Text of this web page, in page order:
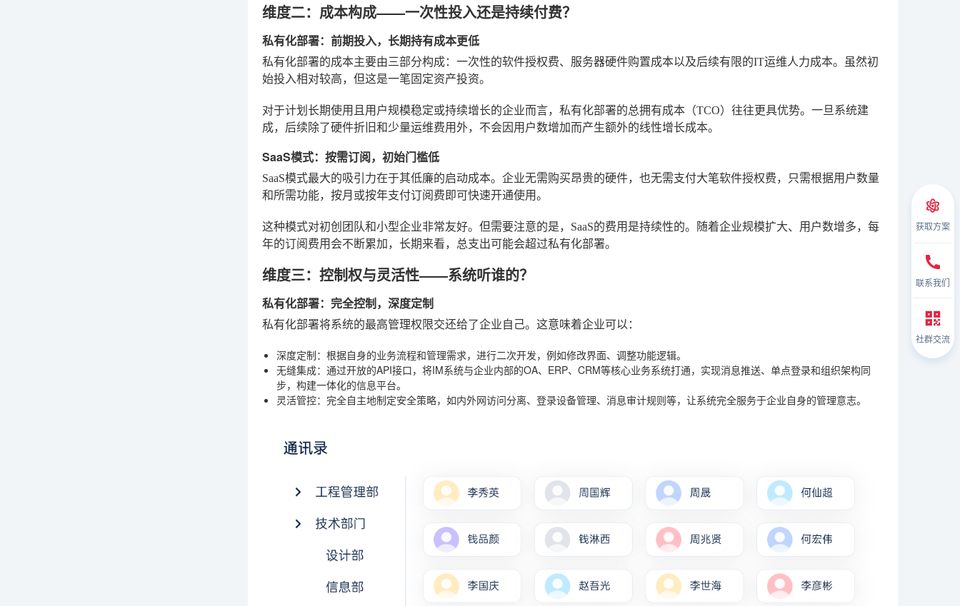
维度二：成本构成——一次性投入还是持续付费？
私有化部署：前期投入，长期持有成本更低
私有化部署的成本主要由三部分构成：一次性的软件授权费、服务器硬件购置成本以及后续有限的IT运维人力成本。虽然初
始投入相对较高，但这是一笔固定资产投资。
对于计划长期使用且用户规模稳定或持续增长的企业而言，私有化部署的总拥有成本（TCO）往往更具优势。一旦系统建
成，后续除了硬件折旧和少量运维费用外，不会因用户数增加而产生额外的线性增长成本。
SaaS模式：按需订阅，初始门槛低
SaaS模式最大的吸引力在于其低廉的启动成本。企业无需购买昂贵的硬件，也无需支付大笔软件授权费，只需根据用户数量
和所需功能，按月或按年支付订阅费即可快速开通使用。
这种模式对初创团队和小型企业非常友好。但需要注意的是，SaaS的费用是持续性的。随着企业规模扩大、用户数增多，每
年的订阅费用会不断累加，长期来看，总支出可能会超过私有化部署。
维度三：控制权与灵活性——系统听谁的？
私有化部署：完全控制，深度定制
私有化部署将系统的最高管理权限交还给了企业自己。这意味着企业可以：
深度定制：根据自身的业务流程和管理需求，进行二次开发，例如修改界面、调整功能逻辑。
无缝集成：通过开放的API接口，将IM系统与企业内部的OA、ERP、CRM等核心业务系统打通，实现消息推送、单点登录和组织架构同
步，构建一体化的信息平台。
灵活管控：完全自主地制定安全策略，如内外网访问分离、登录设备管理、消息审计规则等，让系统完全服务于企业自身的管理意志。
获取方案
联系我们
社群交流